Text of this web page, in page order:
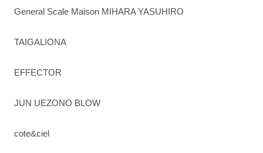
General Scale Maison MIHARA YASUHIRO
TAIGALIONA
EFFECTOR
JUN UEZONO BLOW
cote&ciel